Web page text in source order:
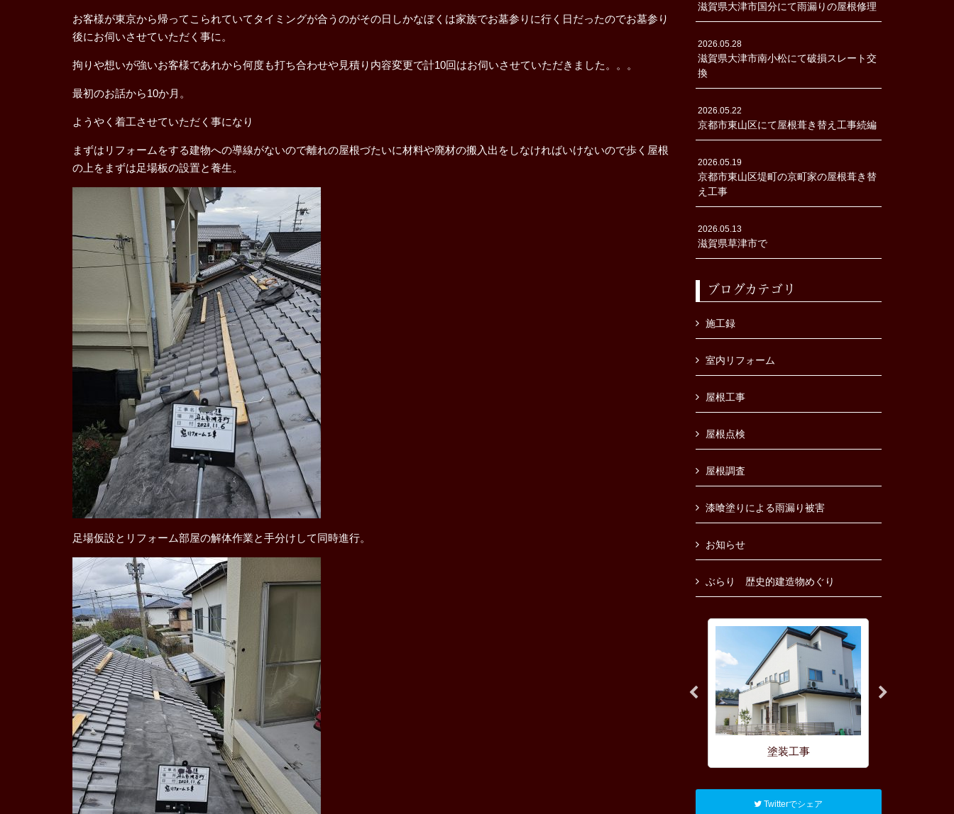
お客様が東京から帰ってこられていてタイミングが合うのがその日しかなぼくは家族でお墓参りに行く日だったのでお墓参り
後にお伺いさせていただく事に。
拘りや想いが強いお客様であれから何度も打ち合わせや見積り内容変更で計10回はお伺いさせていただきました。。。
最初のお話から10か月。
ようやく着工させていただく事になり
まずはリフォームをする建物への導線がないので離れの屋根づたいに材料や廃材の搬入出をしなければいけないので歩く屋根
の上をまずは足場板の設置と養生。
足場仮設とリフォーム部屋の解体作業と手分けして同時進行。
滋賀県大津市国分にて雨漏りの屋根修理
2026.05.28
滋賀県大津市南小松にて破損スレート交
換
2026.05.22
京都市東山区にて屋根葺き替え工事続編
2026.05.19
京都市東山区堤町の京町家の屋根葺き替
え工事
2026.05.13
滋賀県草津市で
ブログカテゴリ
施工録
室内リフォーム
屋根工事
屋根点検
屋根調査
漆喰塗りによる雨漏り被害
お知らせ
ぶらり 歴史的建造物めぐり
解体工事 屋根修理 塗装工事
Twitterでシェア